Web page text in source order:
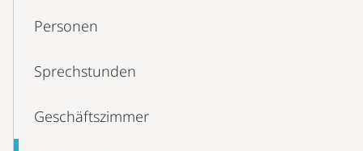
Personen
Sprechstunden
Geschäftszimmer